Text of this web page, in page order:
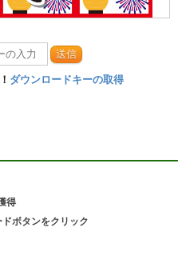
送信
ダウンロードキーの取得
得
ボタンをクリック